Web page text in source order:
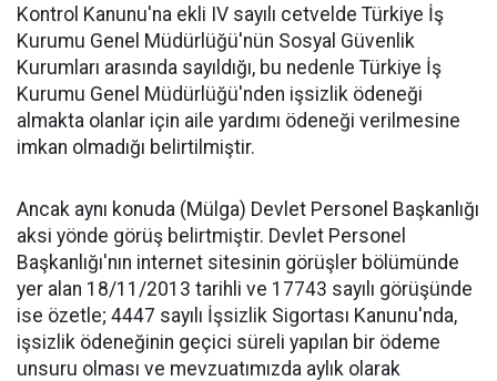
Kontrol Kanunu'na ekli IV sayılı cetvelde Türkiye İş
Kurumu Genel Müdürlüğü'nün Sosyal Güvenlik
Kurumları arasında sayıldığı, bu nedenle Türkiye İş
Kurumu Genel Müdürlüğü'nden işsizlik ödeneği
almakta olanlar için aile yardımı ödeneği verilmesine
imkan olmadığı belirtilmiştir.
Ancak aynı konuda (Mülga) Devlet Personel Başkanlığı
aksi yönde görüş belirtmiştir. Devlet Personel
Başkanlığı'nın internet sitesinin görüşler bölümünde
yer alan 18/11/2013 tarihli ve 17743 sayılı görüşünde
ise özetle; 4447 sayılı İşsizlik Sigortası Kanunu'nda,
işsizlik ödeneğinin geçici süreli yapılan bir ödeme
unsuru olması ve mevzuatımızda aylık olarak